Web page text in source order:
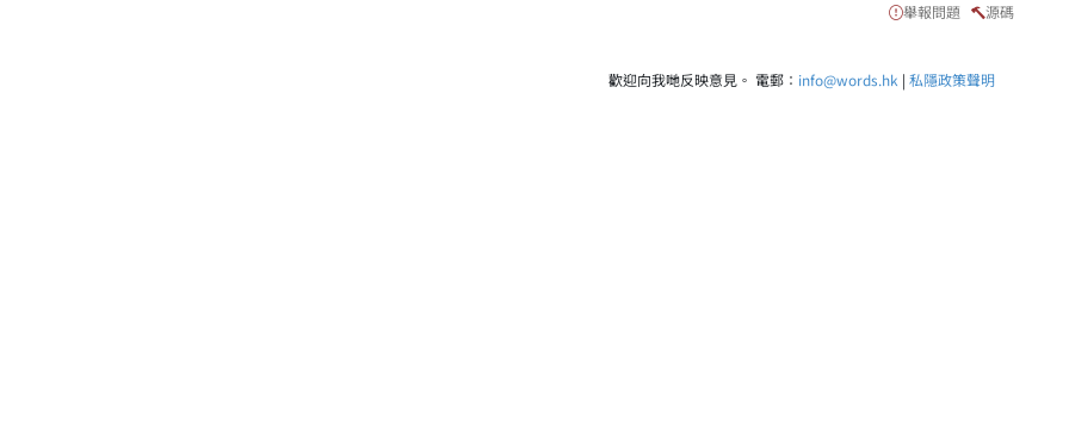
舉報問題 源碼
歡迎向我哋反映意見。 電郵： info@words.hk | 私隱政策聲明